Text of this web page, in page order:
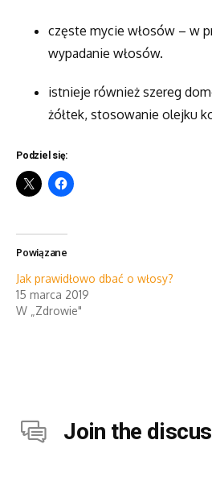
częste mycie włosów – w
wypadanie włosów.
istnieje również szereg
żółtek, stosowanie olejku
Podziel się:
Powiązane
Jak prawidłowo dbać o włosy?
15 marca 2019
W „Zdrowie"
Join the